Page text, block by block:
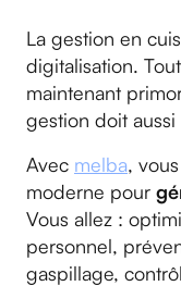
La gestion en
digitalisation.
maintenant
gestion doit
Avec melba,
moderne pour
Vous allez :
personnel,
gaspillage,